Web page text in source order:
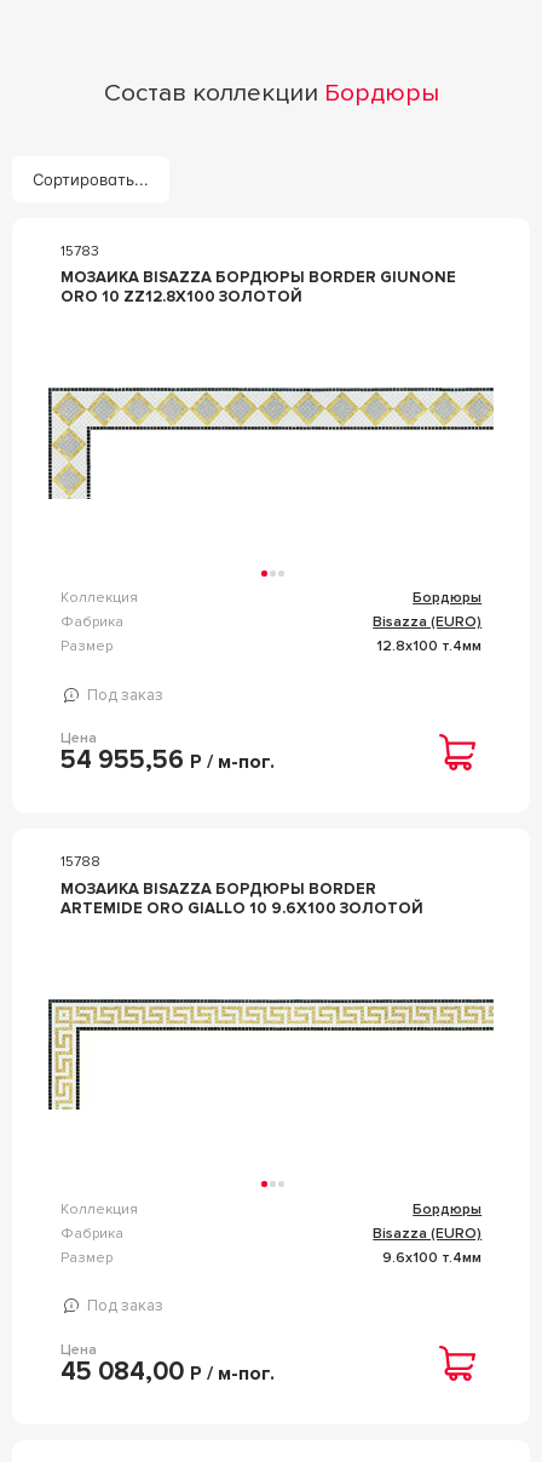
Состав коллекции Бордюры
Сортировать...
15783
МОЗАИКА BISAZZA БОРДЮРЫ BORDER GIUNONE
ORO 10 ZZ12.8X100 ЗОЛОТОЙ
Коллекция
Бордюры
Фабрика
Bisazza (EURO)
Размер
12.8x100 т.4мм
Под заказ
Цена
54 955,56 Р / м-пог.
15788
МОЗАИКА BISAZZA БОРДЮРЫ BORDER
ARTEMIDE ORO GIALLO 10 9.6X100 ЗОЛОТОЙ
Коллекция
Бордюры
Фабрика
Bisazza (EURO)
Размер
9.6x100 т.4мм
Под заказ
Цена
45 084,00 Р / м-пог.